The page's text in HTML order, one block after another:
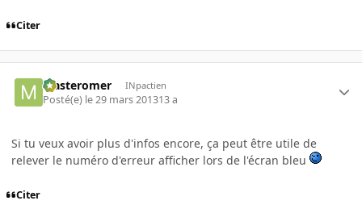
Citer
Masteromer INpactien
Posté(e) le 29 mars 201313 a
Si tu veux avoir plus d'infos encore, ça peut être utile de
relever le numéro d'erreur afficher lors de l'écran bleu
Citer